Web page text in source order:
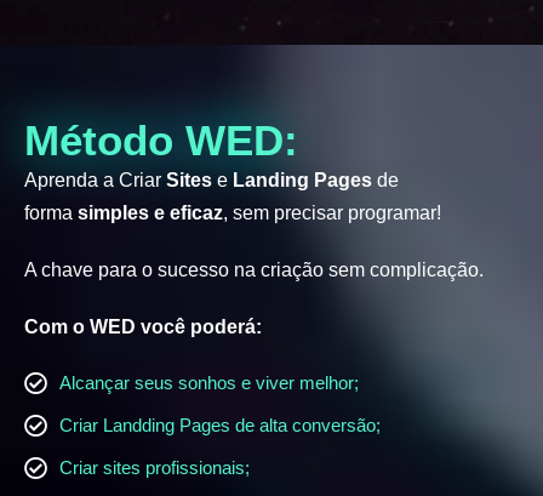
Método WED:
Aprenda a Criar Sites e Landing Pages de
forma simples e eficaz, sem precisar programar!
A chave para o sucesso na criação sem complicação.
Com o WED você poderá:
Alcançar seus sonhos e viver melhor;
Criar Landding Pages de alta conversão;
Criar sites profissionais;